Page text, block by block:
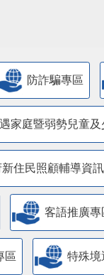
防詐騙專區
家庭暨弱勢兒童
住民照顧輔導資
客語推廣專
區 特殊境